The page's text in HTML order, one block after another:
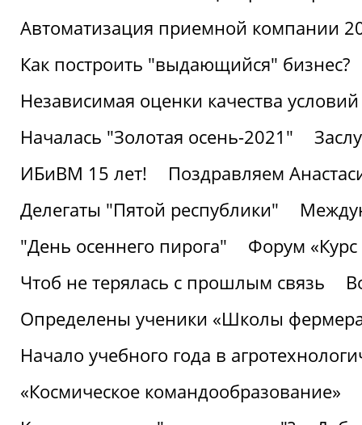
Автоматизация приемной компании
Как построить "выдающийся" бизнес?
Независимая оценки качества
Началась "Золотая осень-2021"
ИБиВМ 15 лет!
Поздравляем
Делегаты "Пятой республики"
"День осеннего пирога"
Форум «Курс
Чтоб не терялась с прошлым связь
Определены ученики «Школы
Начало учебного года в
«Космическое командообразование»